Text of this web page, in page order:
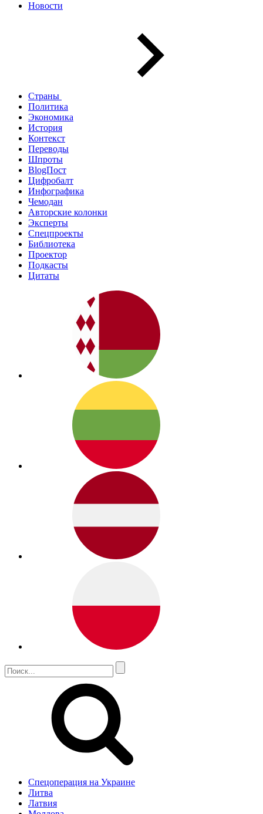
Новости
Страны
Политика
Экономика
История
Контекст
Переводы
Шпроты
BlogПост
Цифробалт
Инфографика
Чемодан
Авторские колонки
Эксперты
Спецпроекты
Библиотека
Проектор
Подкасты
Цитаты
Спецоперация на Украине
Литва
Латвия